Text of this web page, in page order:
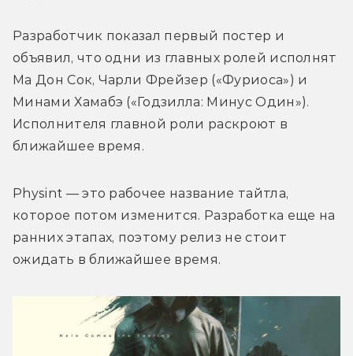
Разработчик показал первый постер и
объявил, что одни из главных ролей исполнят
Ма Дон Сок, Чарли Фрейзер («Фуриоса») и
Минами Хамабэ («Годзилла: Минус Один»).
Исполнителя главной роли раскроют в
ближайшее время.
Physint — это рабочее название тайтла,
которое потом изменится. Разработка еще на
ранних этапах, поэтому релиз не стоит
ожидать в ближайшее время.